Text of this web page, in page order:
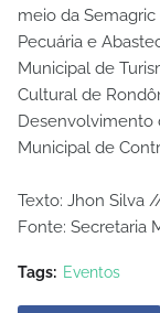
meio da
Pecuária e
Municipal de
Cultural de
Desenvolvimento
Municipal de
Texto: Jhon Silva
Fonte: Secretaria
Tags: Eventos